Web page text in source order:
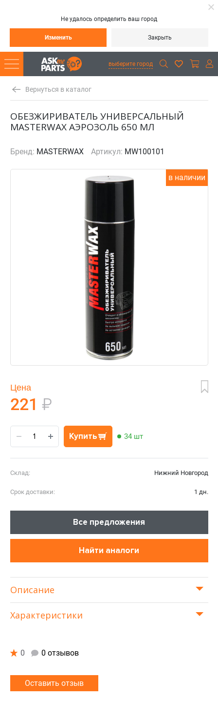
Не удалось определить ваш город
Изменить Закрыть
выберите город
Вернуться в каталог
ОБЕЗЖИРИВАТЕЛЬ УНИВЕРСАЛЬНЫЙ
MASTERWAX АЭРОЗОЛЬ 650 МЛ
Бренд: MASTERWAX Артикул: MW100101
в наличии
Цена
221 ₽
Купить 34 шт
Склад: Нижний Новгород
Срок доставки: 1 дн.
Все предложения
Найти аналоги
Описание
Характеристики
0 0 отзывов
Оставить отзыв